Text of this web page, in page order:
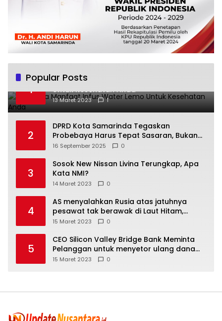
Popular Posts
1
Beberapa Manfaat Infus Water Lemo
Untuk Kesehatan Anda
13 Maret 2023 1
2
DPRD Kota Samarinda Tegaskan
Probebaya Harus Tepat Sasaran, Bukan
Hanya Infrastruktur Semata
16 September 2025 0
3
Sosok New Nissan Livina Terungkap, Apa
Kata NMI?
14 Maret 2023 0
4
AS menyalahkan Rusia atas jatuhnya
pesawat tak berawak di Laut Hitam,
Moskow menyangkal
15 Maret 2023 0
5
CEO Silicon Valley Bridge Bank Meminta
Pelanggan untuk menyetor ulang dana
Mereka
15 Maret 2023 0